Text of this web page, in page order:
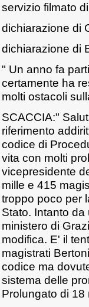
servizio filmato
dichiarazione di
dichiarazione di
" Un anno fa
certamente ha
molti ostacoli
SCACCIA:"
riferimento
codice di
vita con molti
vicepresidente
mille e 415
troppo poco per
Stato. Intanto
ministero di
modifica. E' il
magistrati
codice ma
sistema delle
Prolungato di